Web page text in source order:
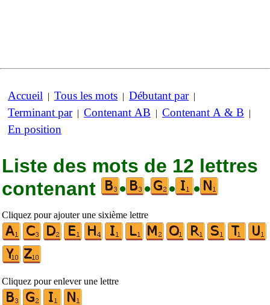
Accueil | Tous les mots | Débutant par|
Terminant par| Contenant AB | Contenant A & B |
En position
Liste des mots de 12 lettres
contenant
• • • •
Cliquez pour ajouter une sixième lettre
Cliquez pour enlever une lettre